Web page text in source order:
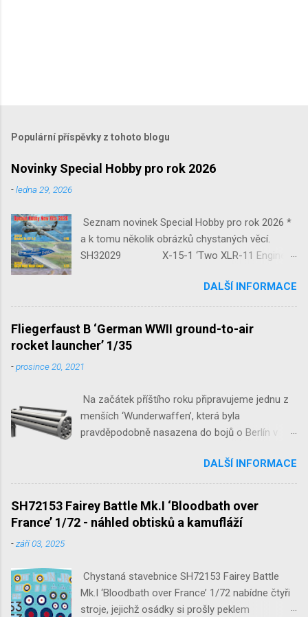
Populární příspěvky z tohoto blogu
Novinky Special Hobby pro rok 2026
-ledna 29, 2026
Seznam novinek Special Hobby pro rok 2026 *
a k tomu několik obrázků chystaných věcí.
SH32029 X-15-1 ‘Two XLR-11 Engines’
‘Guardians of Sion’ 1/32 SH32092
JB-2 Loon ‘US Version of V-1 Missile’
1/32 1/32 SH48052 Seafire
Mk.III 1/48 reissue SH48160
Baltimore Mk.I 1/48 ...
DALŠÍ INFORMACE
Fliegerfaust B ‘German WWII ground-to-air
rocket launcher’ 1/35
-prosince 20, 2021
Na začátek příštího roku připravujeme jednu z
menších ‘Wunderwaffen’, která byla
pravděpodobně nasazena do bojů o Berlín v
raketovou protiletadlovou zbraň. V setu 3148
detailní odlitky této zbraně, v měřítku 1/35,
doplní leptané popruhy nábojových schránek.
DALŠÍ INFORMACE
SH72153 Fairey Battle Mk.I ‘Bloodbath over
France’ 1/72 - náhled obtisků a kamufláží
-září 03, 2025
Chystaná stavebnice SH72153 Fairey Battle
Mk.I ‘Bloodbath over France’ 1/72 nabídne čtyři
stroje, jejichž osádky si prošly peklem